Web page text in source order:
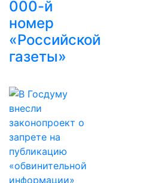
000-й
номер
«Российской
газеты»